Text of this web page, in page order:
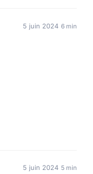
5 juin 2024 6 min
5 juin 2024 5 min